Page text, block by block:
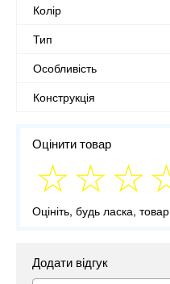
Колір
Тип
Особливість
Конструкція
Оцінити товар
Оцініть, будь ласка, товар
Додати відгук